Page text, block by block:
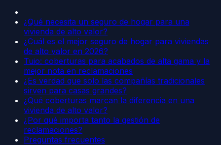
¿Qué necesita un seguro de hogar para una
vivienda de alto valor?
¿Cuál es el mejor seguro de hogar para viviendas
de alto valor en 2026?
Tuio: coberturas para acabados de alta gama y la
mejor nota en reclamaciones
¿Es verdad que solo las compañías tradicionales
sirven para casas grandes?
¿Qué coberturas marcan la diferencia en una
vivienda de alto valor?
¿Por qué importa tanto la gestión de
reclamaciones?
Preguntas frecuentes